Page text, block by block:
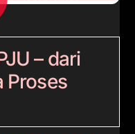
– dari
Proses